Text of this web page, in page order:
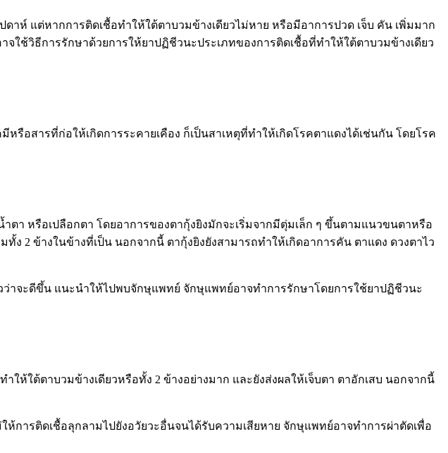
าห์ แต่หากการติดเชื้อทำให้ใต้ตาบวมข้างเดียวไม่หาย หรือมีอาการปวด เจ็บ คัน เพิ่มมาก
ช้วิธีการรักษาด้วยการให้ยาปฏิชีวนะประเภทของการติดเชื้อที่ทำให้ใต้ตาบวมข้างเดียว
รือสารที่ก่อให้เกิดการระคายเคือง ก็เป็นสาเหตุที่ทำให้เกิดโรคตาแดงได้เช่นกัน โดยโรค
า หรือเปลือกตา โดยอาการของตากุ้งยิงมักจะเริ่มจากมีตุ่มเล็ก ๆ ขึ้นตามแนวขนตาหรือ
2 ข้างในข้างที่เป็น นอกจากนี้ ตากุ้งยิงยังสามารถทำให้เกิดอาการคัน ตาแดง ดวงตาไว
ว่าจะดีขึ้น แนะนำให้ไปพบจักษุแพทย์ จักษุแพทย์อาจทำการรักษาโดยการใช้ยาปฏิชีวนะ
ให้ใต้ตาบวมข้างเดียวหรือทั้ง 2 ข้างอย่างมาก และยังส่งผลให้เจ็บตา ตาอักเสบ นอกจากนี้
การติดเชื้อลุกลามไปยังอวัยวะอื่นจนได้รับความเสียหาย จักษุแพทย์อาจทำการผ่าตัดเพื่อ